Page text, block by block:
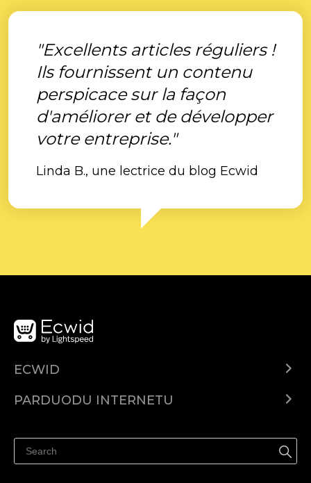
"Excellents articles réguliers !
Ils fournissent un contenu
perspicace sur la façon
d'améliorer et de développer
votre entreprise."
Linda B., une lectrice du blog Ecwid
ECWID
Kainodara
PARDUODU INTERNETU
Parduodu Facebook
Parduodu Instagram